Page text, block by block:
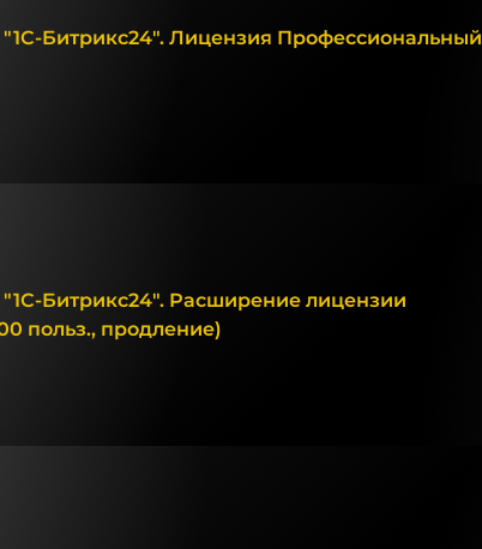
Битрикс24". Лицензия Профессиональный
Битрикс24". Расширение лицензии
польз., продление)